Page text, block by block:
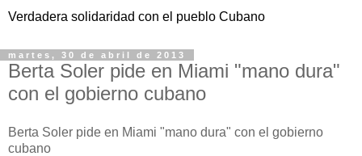
Verdadera solidaridad con el pueblo Cubano
martes, 30 de abril de 2013
Berta Soler pide en Miami "mano dura"
con el gobierno cubano
Berta Soler pide en Miami "mano dura" con el gobierno
cubano